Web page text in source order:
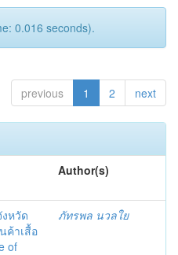
0.016 seconds).
previous 1 2 next
Author(s)
หวัด
ค้าเสื้อ
of
ภัทรพล นวลใย